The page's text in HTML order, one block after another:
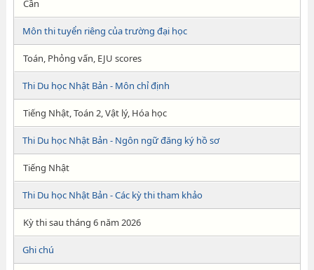
Cần
Môn thi tuyển riêng của trường đại học
Toán, Phỏng vấn, EJU scores
Thi Du học Nhật Bản - Môn chỉ định
Tiếng Nhật, Toán 2, Vật lý, Hóa học
Thi Du học Nhật Bản - Ngôn ngữ đăng ký hồ sơ
Tiếng Nhật
Thi Du học Nhật Bản - Các kỳ thi tham khảo
Kỳ thi sau tháng 6 năm 2026
Ghi chú